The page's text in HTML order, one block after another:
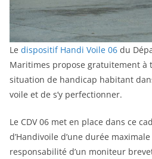
Le dispositif Handi Voile 06 du
Maritimes propose gratuitement à
situation de handicap habitant
voile et de s’y perfectionner.
Le CDV 06 met en place dans ce
d’Handivoile d’une durée
responsabilité d’un moniteur